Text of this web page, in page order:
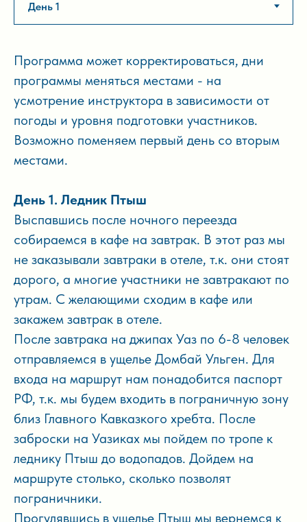
Программа может корректироваться, дни
программы меняться местами - на
усмотрение инструктора в зависимости от
погоды и уровня подготовки участников.
Возможно поменяем первый день со вторым
местами.
День 1. Ледник Птыш
Выспавшись после ночного переезда
собираемся в кафе на завтрак. В этот раз мы
не заказывали завтраки в отеле, т.к. они стоят
дорого, а многие участники не завтракают по
утрам. С желающими сходим в кафе или
закажем завтрак в отеле.
После завтрака на джипах Уаз по 6-8 человек
отправляемся в ущелье Домбай Ульген. Для
входа на маршрут нам понадобится паспорт
РФ, т.к. мы будем входить в пограничную зону
близ Главного Кавказкого хребта. После
заброски на Уазиках мы пойдем по тропе к
леднику Птыш до водопадов. Дойдем на
маршруте столько, сколько позволят
пограничники.
Прогулявшись в ущелье Птыш мы вернемся к